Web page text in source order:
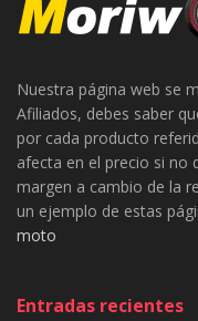
Nuestra página web se
Afiliados, debes saber
por cada producto
afecta en el precio si no
margen a cambio de la
un ejemplo de estas
moto
Entradas recientes